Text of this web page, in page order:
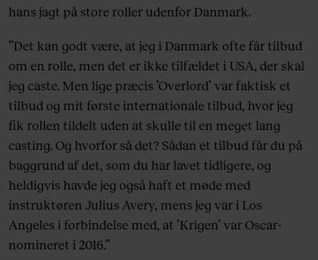
hans jagt på store roller udenfor Danmark.
”Det kan godt være, at jeg i Danmark ofte får tilbud
om en rolle, men det er ikke tilfældet i USA, der skal
jeg caste. Men lige præcis ’Overlord’ var faktisk et
tilbud og mit første internationale tilbud, hvor jeg
fik rollen tildelt uden at skulle til en meget lang
casting. Og hvorfor så det? Sådan et tilbud får du på
baggrund af det, som du har lavet tidligere, og
heldigvis havde jeg også haft et møde med
instruktøren Julius Avery, mens jeg var i Los
Angeles i forbindelse med, at ’Krigen’ var Oscar-
nomineret i 2016.”